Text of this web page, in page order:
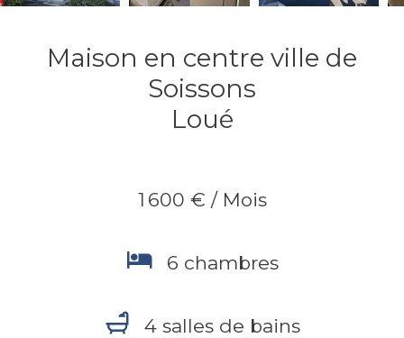
Maison en centre ville de
Soissons
Loué
1 600 € / Mois
6 chambres
4 salles de bains